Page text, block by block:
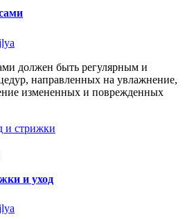
должен быть регулярным и
направленных на увлажнение,
измененных и поврежденных
и уход